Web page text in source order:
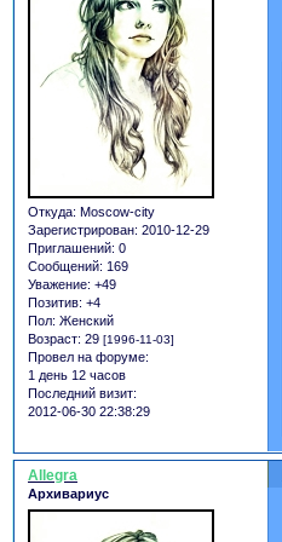
Откуда: Moscow-city
Зарегистрирован: 2010-12-29
Приглашений: 0
Сообщений: 169
Уважение: +49
Позитив: +4
Пол: Женский
Возраст: 29 [1996-11-03]
Провел на форуме:
1 день 12 часов
Последний визит:
2012-06-30 22:38:29
Allegra
Архивариус